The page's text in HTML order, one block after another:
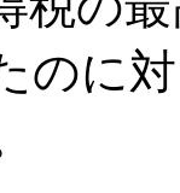
のに